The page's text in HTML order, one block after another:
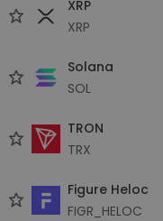
XRP
XRP
Solana
SOL
TRON
TRX
Figure Heloc
FIGR_HELOC